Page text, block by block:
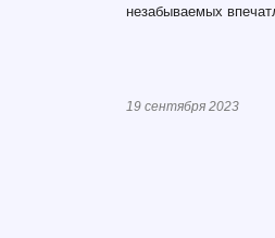
незабываемых
19 сентября 2023